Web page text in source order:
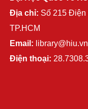
Địa chỉ: Số 215
TP.HCM
Email: library@hiu.vn
Điện thoại: